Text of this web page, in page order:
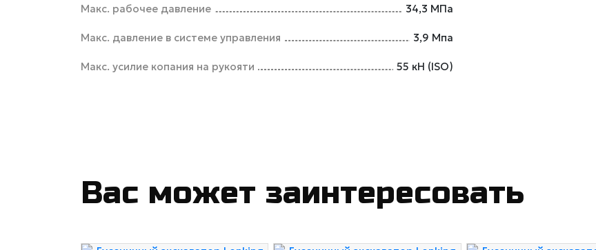
Макс. рабочее давление 34,3 МПа
Макс. давление в системе управления 3,9 Мпа
Макс. усилие копания на рукояти 55 кН (ISO)
Вас может заинтересовать